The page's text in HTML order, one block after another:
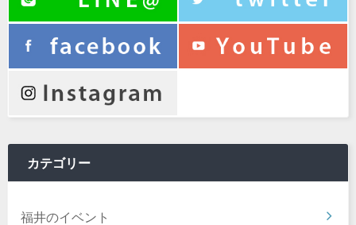
カテゴリー
福井のイベント